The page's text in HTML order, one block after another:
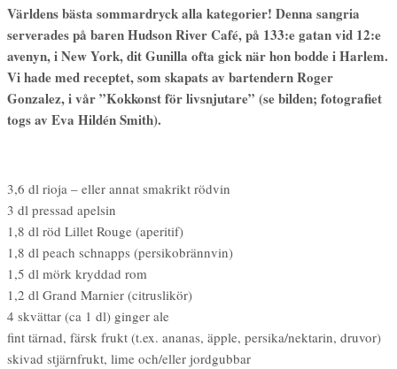
Världens bästa sommardryck alla kategorier! Denna sangria
serverades på baren Hudson River Café, på 133:e gatan vid 12:e
avenyn, i New York, dit Gunilla ofta gick när hon bodde i Harlem.
Vi hade med receptet, som skapats av bartendern Roger
Gonzalez, i vår ”Kokkonst för livsnjutare” (se bilden; fotografiet
togs av Eva Hildén Smith).
3,6 dl rioja – eller annat smakrikt rödvin
3 dl pressad apelsin
1,8 dl röd Lillet Rouge (aperitif)
1,8 dl peach schnapps (persikobrännvin)
1,5 dl mörk kryddad rom
1,2 dl Grand Marnier (citruslikör)
4 skvättar (ca 1 dl) ginger ale
fint tärnad, färsk frukt (t.ex. ananas, äpple, persika/nektarin, druvor)
skivad stjärnfrukt, lime och/eller jordgubbar